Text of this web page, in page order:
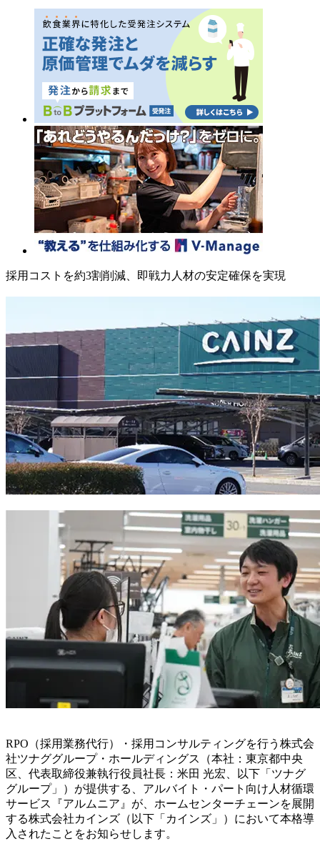
採用コストを約3割削減、即戦力人材の安定確保を実現
RPO（採用業務代行）・採用コンサルティングを行う株式会
社ツナググループ・ホールディングス（本社：東京都中央
区、代表取締役兼執行役員社長：米田 光宏、以下「ツナグ
グループ」）が提供する、アルバイト・パート向け人材循環
サービス『アルムニア』が、ホームセンターチェーンを展開
する株式会社カインズ（以下「カインズ」）において本格導
入されたことをお知らせします。